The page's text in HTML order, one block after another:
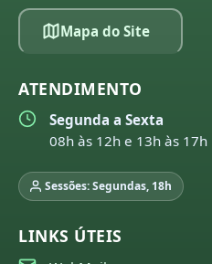
Mapa do Site
ATENDIMENTO
Segunda a Sexta
08h às 12h e 13h às 17h
Sessões: Segundas, 18h
LINKS ÚTEIS